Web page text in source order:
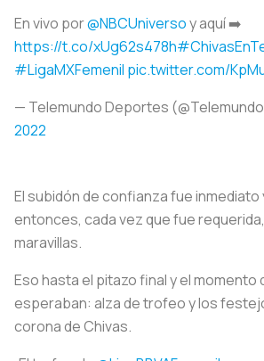
En vivo por@NBCUniversoy aquí ➡️
https://t.co/xUg62s478h
#LigaMXFemenil pic.twitter.com/
— Telemundo Deportes
2022
El subidón de confianza fue inmediato
entonces, cada vez que fue requerida,
maravillas.
Eso hasta el pitazo final y el momento
esperaban: alza de trofeo y los
corona de Chivas.